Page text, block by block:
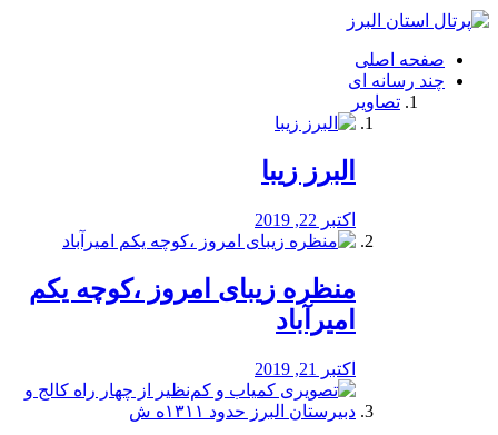
فصد
شرق
تهران
خشکشویی
صفحه اصلی
چند رسانه ای
تصاویر
البرز زیبا
اکتبر 22, 2019
منظره‌‌ زیبای امروز ،کوچه یکم
امیرآباد
اکتبر 21, 2019